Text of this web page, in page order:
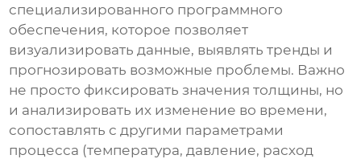
специализированного программного
обеспечения, которое позволяет
визуализировать данные, выявлять тренды и
прогнозировать возможные проблемы. Важно
не просто фиксировать значения толщины, но
и анализировать их изменение во времени,
сопоставлять с другими параметрами
процесса (температура, давление, расход